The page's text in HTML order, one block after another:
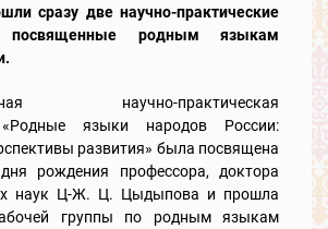
сразу две научно-практические
посвященные родным языкам
научно-практическая
«Родные языки народов России:
развития» была посвящена
рождения профессора, доктора
наук Ц-Ж. Ц. Цыдыпова и прошла
группы по родным языкам